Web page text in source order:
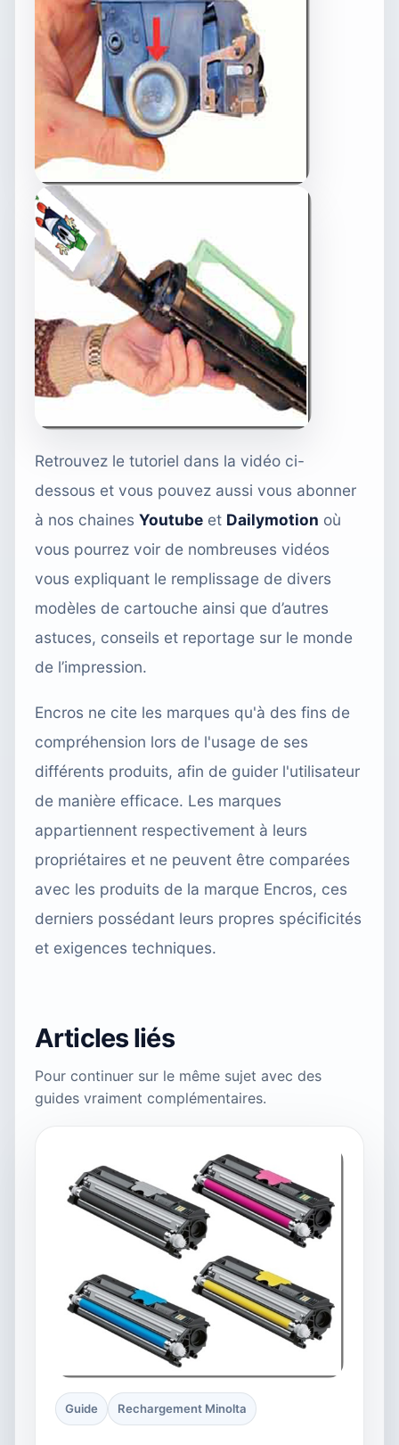
Retrouvez le tutoriel dans la vidéo ci-
dessous et vous pouvez aussi vous abonner
à nos chaines Youtube et Dailymotion où
vous pourrez voir de nombreuses vidéos
vous expliquant le remplissage de divers
modèles de cartouche ainsi que d’autres
astuces, conseils et reportage sur le monde
de l’impression.
Encros ne cite les marques qu'à des fins de
compréhension lors de l'usage de ses
différents produits, afin de guider l'utilisateur
de manière efficace. Les marques
appartiennent respectivement à leurs
propriétaires et ne peuvent être comparées
avec les produits de la marque Encros, ces
derniers possédant leurs propres spécificités
et exigences techniques.
Articles liés
Pour continuer sur le même sujet avec des
guides vraiment complémentaires.
Guide Rechargement Minolta